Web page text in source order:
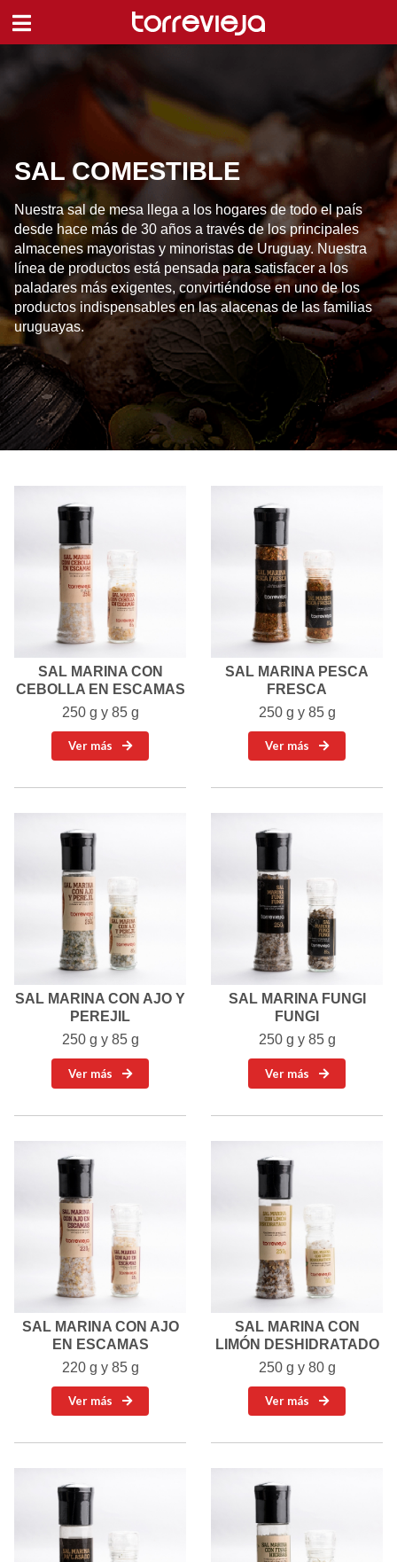
SAL COMESTIBLE
Nuestra sal de mesa llega a los hogares de todo el país
desde hace más de 30 años a través de los principales
almacenes mayoristas y minoristas de Uruguay. Nuestra
línea de productos está pensada para satisfacer a los
paladares más exigentes, convirtiéndose en uno de los
productos indispensables en las alacenas de las familias
uruguayas.
SAL MARINA CON
CEBOLLA EN ESCAMAS
250 g y 85 g
Ver más
SAL MARINA PESCA
FRESCA
250 g y 85 g
Ver más
SAL MARINA CON AJO Y
PEREJIL
250 g y 85 g
Ver más
SAL MARINA FUNGI
FUNGI
250 g y 85 g
Ver más
SAL MARINA CON AJO
EN ESCAMAS
220 g y 85 g
Ver más
SAL MARINA CON
LIMÓN DESHIDRATADO
250 g y 80 g
Ver más